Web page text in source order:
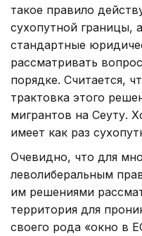
такое правило
сухопутной границы,
стандартные
рассматривать
порядке. Считается,
трактовка этого
мигрантов на Сеуту.
имеет как раз
Очевидно, что для
леволиберальным
им решениями
территория для
своего рода «окно в